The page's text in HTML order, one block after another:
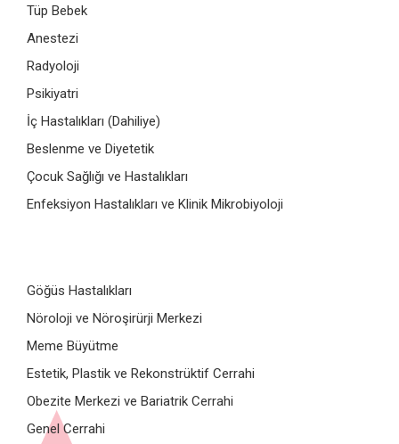
Tüp Bebek
Anestezi
Radyoloji
Psikiyatri
İç Hastalıkları (Dahiliye)
Beslenme ve Diyetetik
Çocuk Sağlığı ve Hastalıkları
Enfeksiyon Hastalıkları ve Klinik Mikrobiyoloji
Göğüs Hastalıkları
Nöroloji ve Nöroşirürji Merkezi
Meme Büyütme
Estetik, Plastik ve Rekonstrüktif Cerrahi
Obezite Merkezi ve Bariatrik Cerrahi
Genel Cerrahi